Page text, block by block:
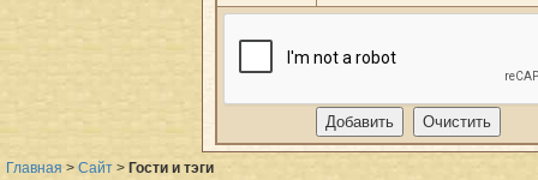
Главная > Сайт > Гости и тэги